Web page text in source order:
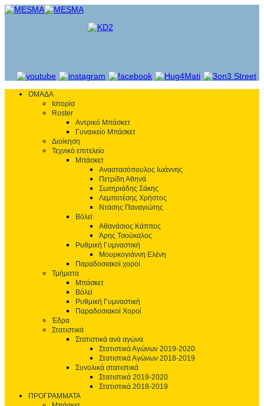
ΟΜΑΔΑ
Ιστορία
Roster
Αντρικό Μπάσκετ
Γυναικείο Μπάσκετ
Διοίκηση
Τεχνικό επιτελείο
Μπάσκετ
Αναστασόπουλος Ιωάννης
Πετρίδη Αθηνά
Σωτηριάδης Σάκης
Λεμποτέσης Χρήστος
Ντάσης Παναγιώτης
Βόλεϊ
Αθανάσιος Κάππος
Άρης Τσούκαλος
Ρυθμική Γυμναστική
Μουρκογιάννη Ελένη
Παραδοσιακοί χοροί
Τμήματα
Μπάσκετ
Βόλεϊ
Ρυθμική Γυμναστική
Παραδοσιακοί Χοροί
Έδρα
Στατιστικά
Στατιστικά ανά αγώνα
Στατιστικά Αγώνων 2019-2020
Στατιστικά Αγώνων 2018-2019
Συνολικά στατιστικά
Στατιστικά 2019-2020
Στατιστικά 2018-2019
ΠΡΟΓΡΑΜΜΑΤΑ